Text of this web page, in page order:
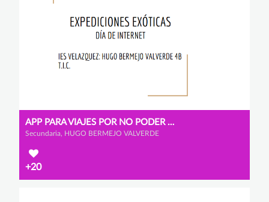
APP PARA VIAJES POR NO PODER DESPLAZARSE POR EL COVID
Secundaria, HUGO BERMEJO VALVERDE
+20